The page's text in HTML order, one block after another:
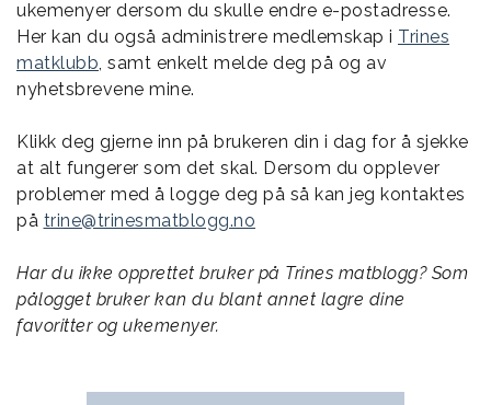
ukemenyer dersom du skulle endre e-postadresse.
Her kan du også administrere medlemskap i Trines
matklubb, samt enkelt melde deg på og av
nyhetsbrevene mine.
Klikk deg gjerne inn på brukeren din i dag for å sjekke
at alt fungerer som det skal. Dersom du opplever
problemer med å logge deg på så kan jeg kontaktes
på trine@trinesmatblogg.no
Har du ikke opprettet bruker på Trines matblogg? Som
pålogget bruker kan du blant annet lagre dine
favoritter og ukemenyer.